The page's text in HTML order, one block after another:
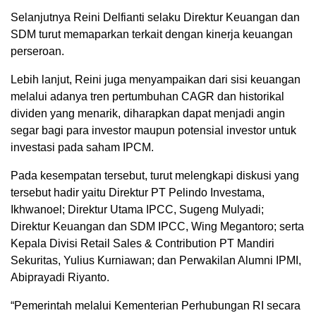
Selanjutnya Reini Delfianti selaku Direktur Keuangan dan
SDM turut memaparkan terkait dengan kinerja keuangan
perseroan.
Lebih lanjut, Reini juga menyampaikan dari sisi keuangan
melalui adanya tren pertumbuhan CAGR dan historikal
dividen yang menarik, diharapkan dapat menjadi angin
segar bagi para investor maupun potensial investor untuk
investasi pada saham IPCM.
Pada kesempatan tersebut, turut melengkapi diskusi yang
tersebut hadir yaitu Direktur PT Pelindo Investama,
Ikhwanoel; Direktur Utama IPCC, Sugeng Mulyadi;
Direktur Keuangan dan SDM IPCC, Wing Megantoro; serta
Kepala Divisi Retail Sales & Contribution PT Mandiri
Sekuritas, Yulius Kurniawan; dan Perwakilan Alumni IPMI,
Abiprayadi Riyanto.
“Pemerintah melalui Kementerian Perhubungan RI secara